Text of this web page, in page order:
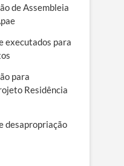
de Assembleia
executados para
para
Residência
desapropriação